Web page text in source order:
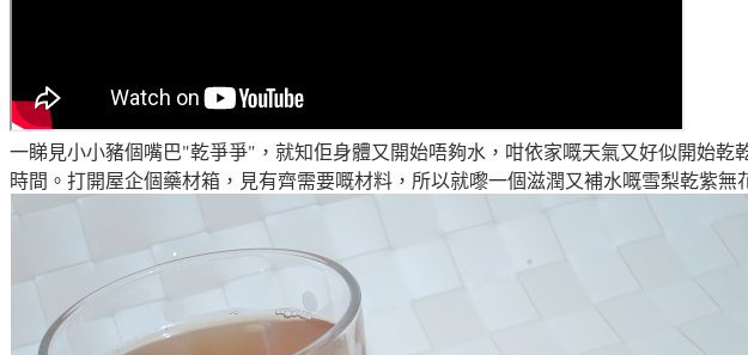
一睇見小小豬個嘴巴"乾爭爭" ，就知佢身體又開始唔夠水 ， 咁依家嘅天氣又好似開始乾
時間 。打開屋企個藥材箱 ， 見有齊需要嘅材料 ，所以就嚟一個滋潤又補水嘅雪梨乾紫無